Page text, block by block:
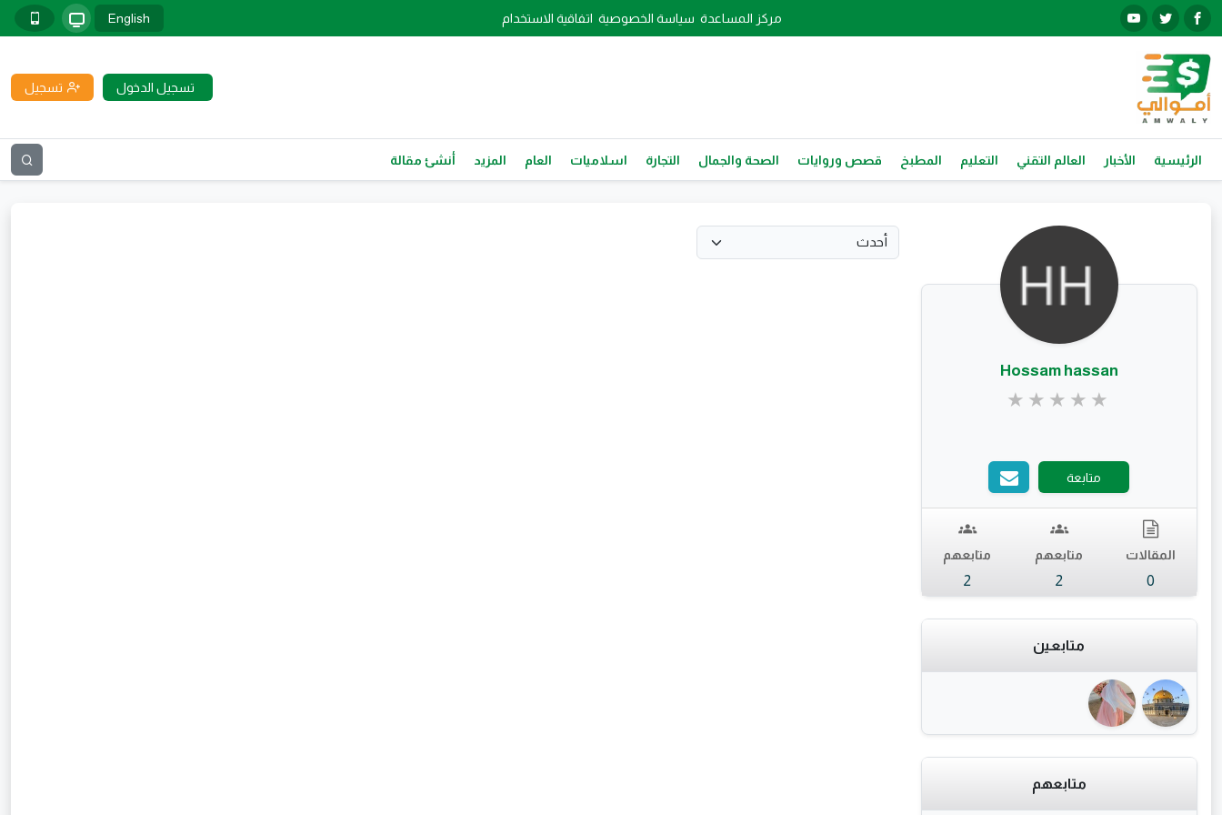
مركز المساعدة سياسة الخصوصية اتفاقية الاستخدام English
تسجيل الدخول تسجيل
الرئيسية الأخبار العالم التقني التعليم المطبخ قصص وروايات الصحة والجمال التجارة اسلاميات العام المزيد أنشئ مقالة
Hossam hassan
متابعة
المقالات
0
متابعهم
2
متابعهم
2
متابعين
متابعهم